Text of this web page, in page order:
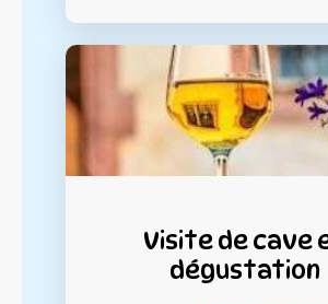
Visite de cave
dégustation